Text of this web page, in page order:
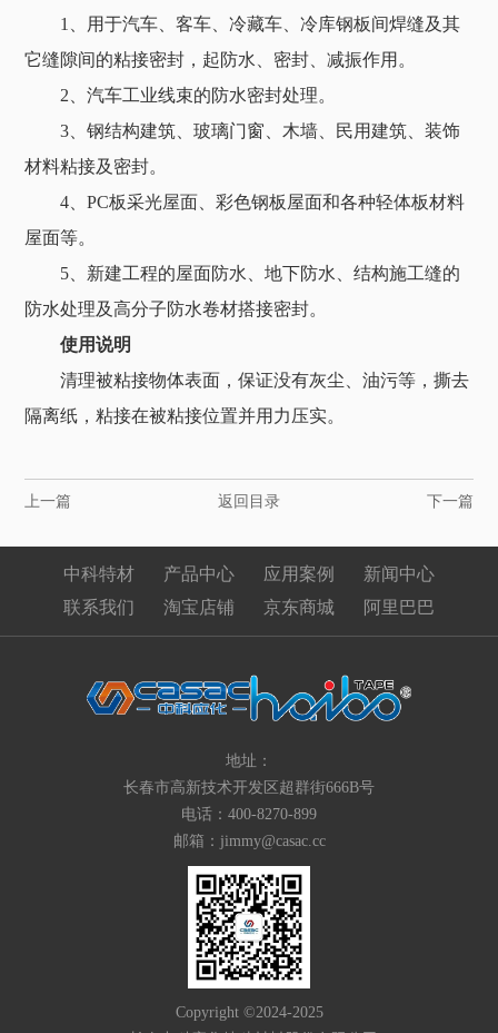
1、用于汽车、客车、冷藏车、冷库钢板间焊缝及其
它缝隙间的粘接密封，起防水、密封、减振作用。
2、汽车工业线束的防水密封处理。
3、钢结构建筑、玻璃门窗、木墙、民用建筑、装饰
材料粘接及密封。
4、PC板采光屋面、彩色钢板屋面和各种轻体板材料
屋面等。
5、新建工程的屋面防水、地下防水、结构施工缝的
防水处理及高分子防水卷材搭接密封。
使用说明
清理被粘接物体表面，保证没有灰尘、油污等，撕去
隔离纸，粘接在被粘接位置并用力压实。
上一篇 返回目录 下一篇
中科特材 产品中心 应用案例
新闻中心
联系我们
淘宝店铺 京东商城 阿里巴巴
地址：
长春市高新技术开发区超群街666B号
电话：400-8270-899
邮箱：jimmy@casac.cc
Copyright ©2024-2025